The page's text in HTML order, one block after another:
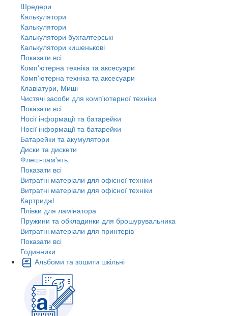
Шредери
Калькулятори
Калькулятори
Калькулятори бухгалтерські
Калькулятори кишенькові
Показати всі
Комп'ютерна техніка та аксесуари
Комп'ютерна техніка та аксесуари
Клавіатури, Миші
Чистячі засоби для комп'ютерної техніки
Показати всі
Носії інформації та батарейки
Носії інформації та батарейки
Батарейки та акумулятори
Диски та дискети
Флеш-пам'ять
Показати всі
Витратні матеріали для офісної техніки
Витратні матеріали для офісної техніки
Картриджi
Плівки для ламінатора
Пружини та обкладинки для брошурувальника
Витратні матеріали для принтерів
Показати всі
Годинники
Альбоми та зошити шкільні